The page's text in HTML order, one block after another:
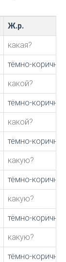
Ж.р.
какая?
тёмно-
какой?
тёмно-
какой?
тёмно-
какую?
тёмно-
какую?
тёмно-
какую?
тёмно-